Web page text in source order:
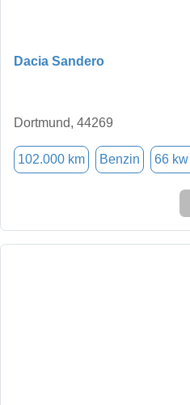
Dacia Sandero
Dortmund, 44269
102.000 km Benzin 66